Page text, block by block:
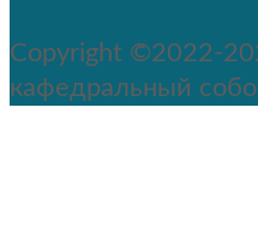
Copyright ©2022-
кафедральный